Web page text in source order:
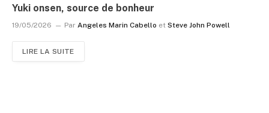
Yuki onsen, source de bonheur
19/05/2026 Par Angeles Marin Cabello et Steve John Powell
LIRE LA SUITE